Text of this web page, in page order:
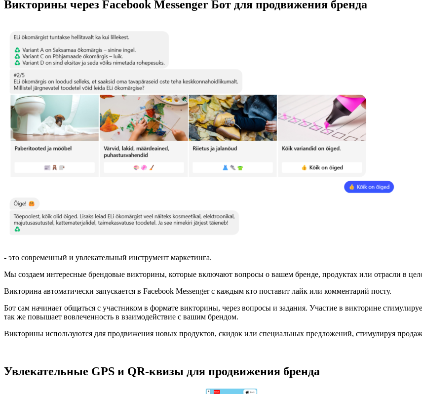
Викторины через Facebook Messenger Бот для продвижения бренда
- это современный и увлекательный инструмент маркетинга.
Мы создаем интересные брендовые викторины, которые включают вопросы о вашем бренде, продуктах или отрасли в
Викторина автоматически запускается в Facebook Messenger с каждым кто поставит лайк или комментарий посту.
Бот сам начинает общаться с участником в формате викторины, через вопросы и задания. Участие в викторине
так же повышает вовлеченность в взаимодействие с вашим брендом.
Викторины используются для продвижения новых продуктов, скидок или специальных предложений, стимулируя
Увлекательные GPS и QR-квизы для продвижения бренда